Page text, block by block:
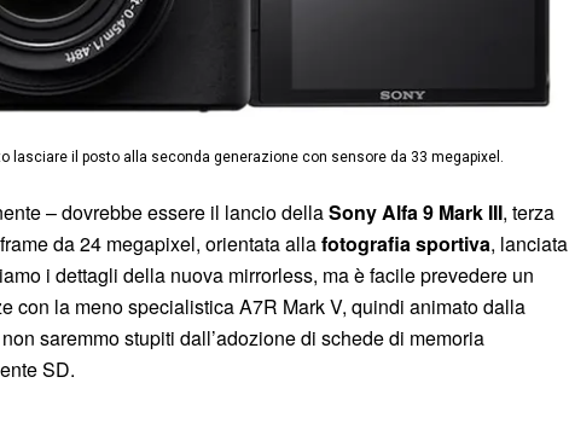
lasciare il posto alla seconda generazione con sensore da 33 megapixel.
– dovrebbe essere il lancio dellaSonyAlfa 9 Mark III, terza
da 24 megapixel, orientata allafotografia sportiva, lanciata
i dettagli della nuova mirrorless, ma è facile prevedere un
con la meno specialistica A7R Mark V, quindi animato dalla
saremmo stupiti dall’adozione di schede di memoria
SD.